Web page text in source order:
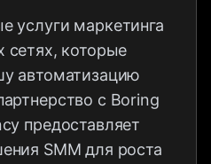
услуги маркетинга
сетях, которые
автоматизацию
с Boring
предоставляет
SMM для роста